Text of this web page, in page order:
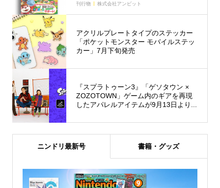
刊行物 株式会社アンビット
アクリルプレートタイプのステッカー
「ポケットモンスター モバイルステッ
カー」7月下旬発売
『スプラトゥーン3』「ゲソタウン ×
ZOZOTOWN」ゲーム内のギアを再現
したアパレルアイテムが9月13日より...
ニンドリ最新号 書籍・グッズ